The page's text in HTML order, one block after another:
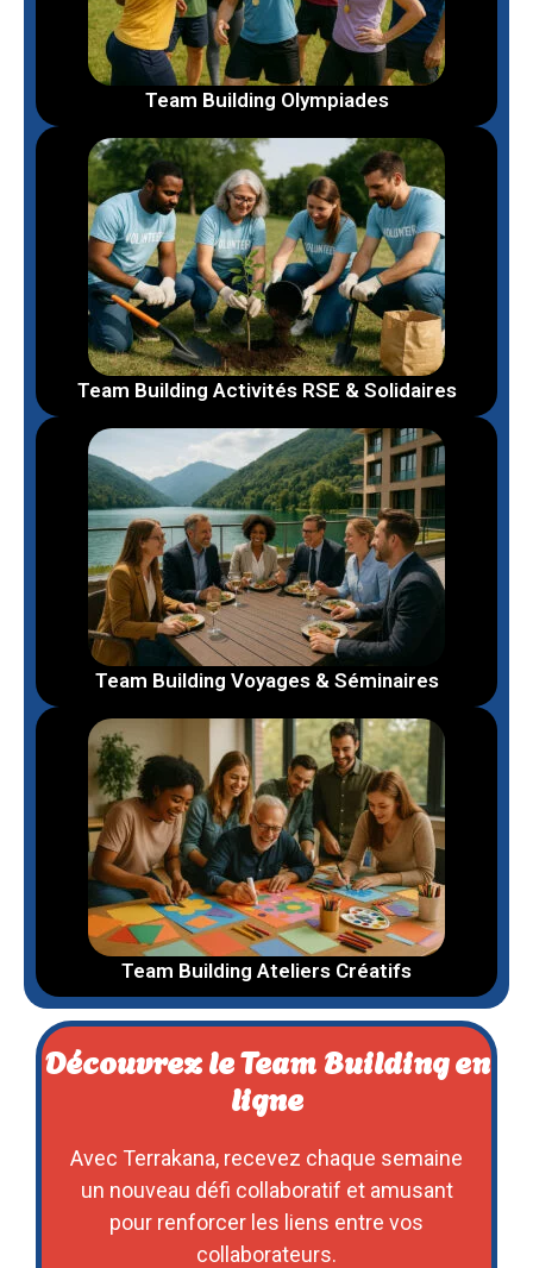
Team Building Olympiades
Team Building Activités RSE & Solidaires
Team Building Voyages & Séminaires
Team Building Ateliers Créatifs
Découvrez le Team Building en
ligne
Avec Terrakana, recevez chaque semaine
un nouveau défi collaboratif et amusant
pour renforcer les liens entre vos
collaborateurs.